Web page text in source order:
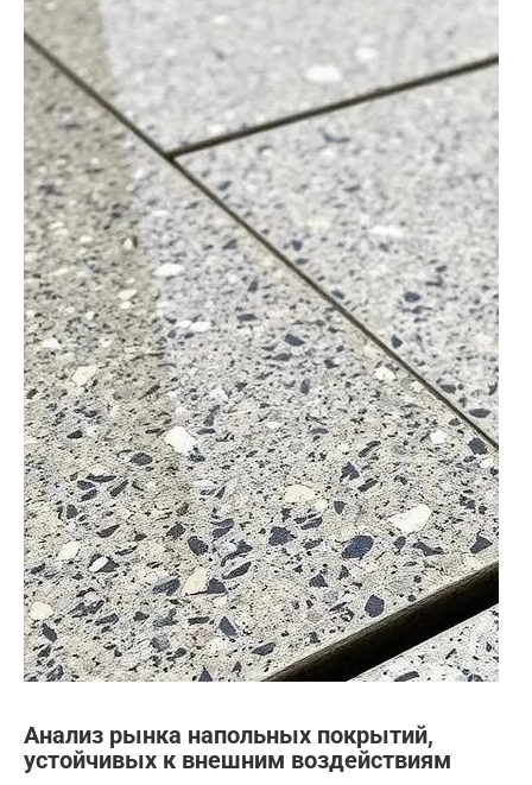
Анализ рынка напольных покрытий,
устойчивых к внешним воздействиям